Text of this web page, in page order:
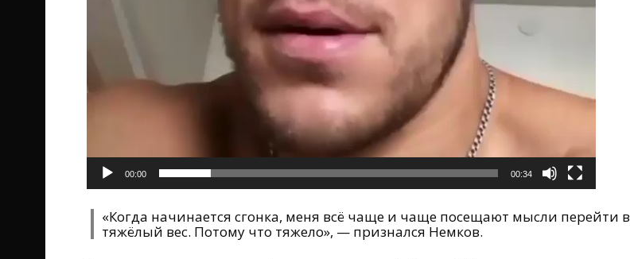
00:00 00:34
«Когда начинается сгонка, меня всё чаще и чаще посещают мысли перейти в
тяжёлый вес. Потому что тяжело», — признался Немков.